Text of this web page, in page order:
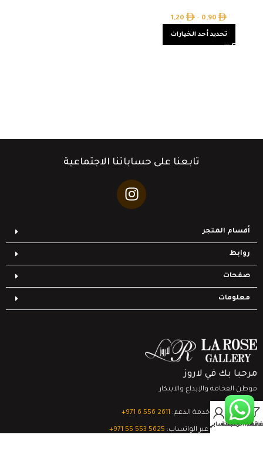
0,90
–
1,20
تحديد أحد الخيارات
تابعنا على حساباتنا الاجتماعية
أقسام المتجر
روابط
صفحات
معلومات
مرحبا بك في لاروز
موطن الفخامة والإبداع والابتكار
تواصل مع خدمة الدعم: ‎+971 6 556 2611
الدعم الفني عبر الواتساب: ‎+971 55 553 5625
قائمة الرغبات
0
السلةحسابي